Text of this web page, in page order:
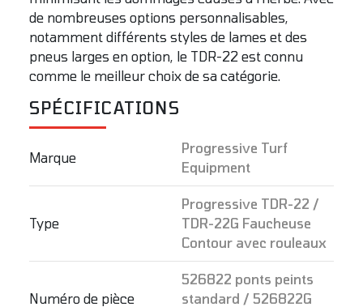
de nombreuses options personnalisables,
notamment différents styles de lames et des
pneus larges en option, le TDR-22 est connu
comme le meilleur choix de sa catégorie.
SPÉCIFICATIONS
Marque
Progressive Turf
Equipment
Type
Progressive TDR-22 /
TDR-22G Faucheuse
Contour avec rouleaux
Numéro de pièce
526822 ponts peints
standard / 526822G